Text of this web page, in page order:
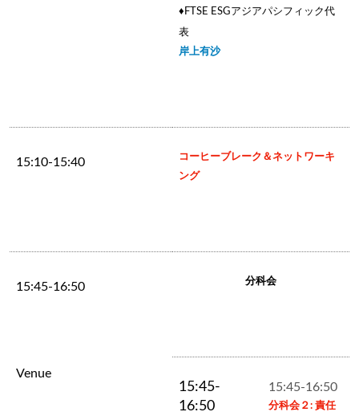
♦FTSE ESGアジアパシフィック代
表
岸上有沙
15:10-15:40
コーヒーブレーク＆ネットワーキ
ング
15:45-16:50
Venue
分科会
15:45-
16:50
15:45-16:50
分科会２: 責任